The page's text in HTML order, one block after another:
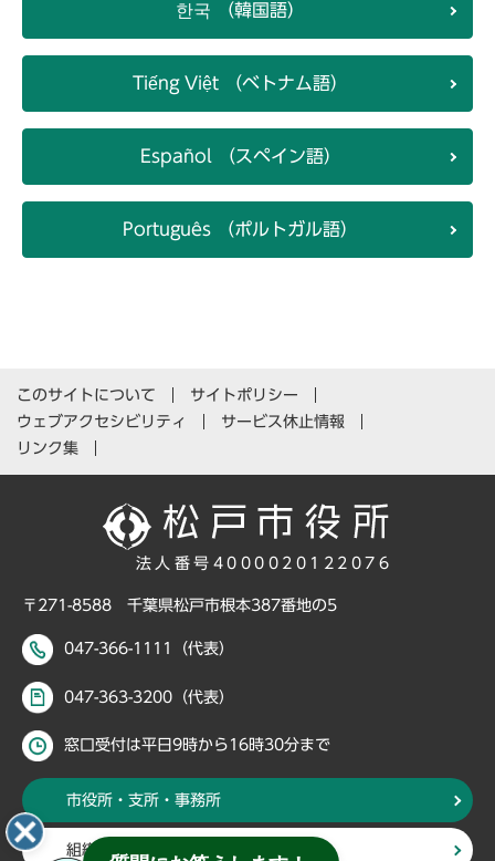
한국 （韓国語）
Tiếng Việt （ベトナム語）
Español （スペイン語）
Português （ポルトガル語）
このサイトについて
サイトポリシー
ウェブアクセシビリティ
サービス休止情報
リンク集
法人番号4000020122076
〒271-8588 千葉県松戸市根本387番地の5
047-366-1111（代表）
047-363-3200（代表）
窓口受付は平日9時から16時30分まで
市役所・支所・事務所
組織・部署から探す